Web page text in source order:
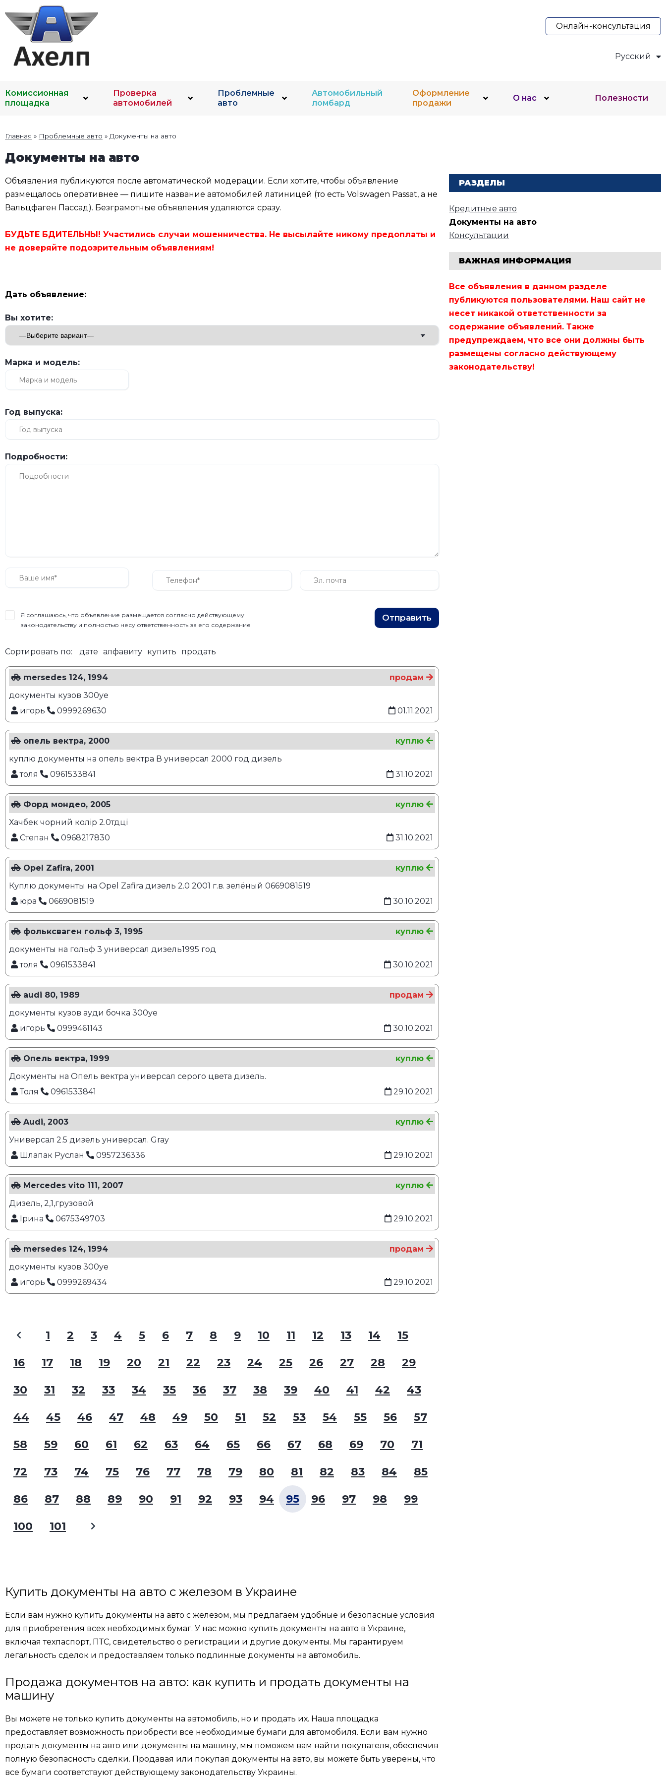
Онлайн-консультация
Русский
Українська
Комиссионная
площадка
Проверка
автомобилей
Проблемные
авто
Автомобильный
ломбард
Оформление
продажи
О нас Полезности
Главная » Проблемные авто » Документы на авто
Документы на авто
Объявления публикуются после автоматической модерации. Если хотите, чтобы объявление
размещалось оперативнее — пишите название автомобилей латиницей (то есть Volswagen Passat, а не
Вальцфаген Пассад). Безграмотные объявления удаляются сразу.
БУДЬТЕ БДИТЕЛЬНЫ! Участились случаи мошенничества. Не высылайте никому предоплаты и
не доверяйте подозрительным объявлениям!
Дать объявление:
Вы хотите:
Марка и модель:
Год выпуска:
Подробности:
Я соглашаюсь, что объявление размещается согласно действующему
законодательству и полностью несу ответственность за его содержание
Отправить
Сортировать по: дате алфавиту купить продать
mersedes 124, 1994
продам
документы кузов 300уе
игорь
0999269630 01.11.2021
опель вектра, 2000
куплю
куплю документы на опель вектра В универсал 2000 год дизель
толя
0961533841 31.10.2021
Форд мондео, 2005
куплю
Хачбек чорний колір 2.0тдці
Степан
0968217830 31.10.2021
Opel Zafira, 2001
куплю
Куплю документы на Opel Zafira дизель 2.0 2001 г.в. зелёный 0669081519
юра
0669081519 30.10.2021
фольксваген гольф 3, 1995
куплю
документы на гольф 3 универсал дизель1995 год
толя
0961533841 30.10.2021
audi 80, 1989
продам
документы кузов ауди бочка 300уе
игорь
0999461143 30.10.2021
Опель вектра, 1999
куплю
Документы на Опель вектра универсал серого цвета дизель.
Толя
0961533841 29.10.2021
Audi, 2003
куплю
Универсал 2.5 дизель универсал. Gray
Шлапак Руслан
0957236336 29.10.2021
Mercedes vito 111, 2007
куплю
Дизель, 2,1,грузовой
Ірина
0675349703 29.10.2021
mersedes 124, 1994
продам
документы кузов 300уе
игорь
0999269434 29.10.2021
1 2 3 4 5 6 7 8 9 10 11 12 13 14 15
16 17 18 19 20 21 22 23 24 25 26 27 28 29
30 31 32 33 34 35 36 37 38 39 40 41 42 43
44 45 46 47 48 49 50 51 52 53 54 55 56 57
58 59 60 61 62 63 64 65 66 67 68 69 70 71
72 73 74 75 76 77 78 79 80 81 82 83 84 85
86 87 88 89 90 91 92 93 94 95 96 97 98 99
100 101
Купить документы на авто с железом в Украине
Если вам нужно купить документы на авто с железом, мы предлагаем удобные и безопасные условия
для приобретения всех необходимых бумаг. У нас можно купить документы на авто в Украине,
включая техпаспорт, ПТС, свидетельство о регистрации и другие документы. Мы гарантируем
легальность сделок и предоставляем только подлинные документы на автомобиль.
Продажа документов на авто: как купить и продать документы на
машину
Вы можете не только купить документы на автомобиль, но и продать их. Наша площадка
предоставляет возможность приобрести все необходимые бумаги для автомобиля. Если вам нужно
продать документы на авто или документы на машину, мы поможем вам найти покупателя, обеспечив
полную безопасность сделки. Продавая или покупая документы на авто, вы можете быть уверены, что
все бумаги соответствуют действующему законодательству Украины.
РАЗДЕЛЫ
Кредитные авто
Документы на авто
Консультации
ВАЖНАЯ ИНФОРМАЦИЯ
Все объявления в данном разделе
публикуются пользователями. Наш сайт не
несет никакой ответственности за
содержание объявлений. Также
предупреждаем, что все они должны быть
размещены согласно действующему
законодательству!